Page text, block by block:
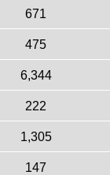
671
475
6,344
222
1,305
147